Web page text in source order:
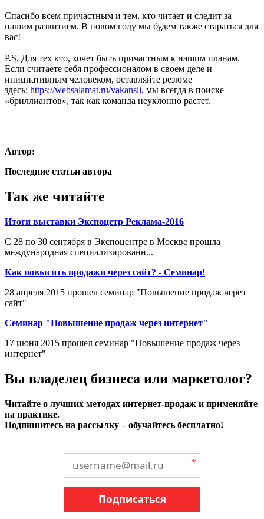
Спасибо всем причастным и тем, кто читает и следит за
нашим развитием. В новом году мы будем также стараться для
вас!
P.S. Для тех кто, хочет быть причастным к нашим планам.
Если считаете себя профессионалом в своем деле и
инициативным человеком, оставляйте резюме
здесь: https://websalamat.ru/vakansii, мы всегда в поиске
«бриллиантов», так как команда неуклонно растет.
Автор:
Последние статьи автора
Так же читайте
Итоги выставки Экспоцетр Реклама-2016
С 28 по 30 сентября в Экспоцентре в Москве прошла
международная специализированн...
Как повысить продажи через сайт? - Семинар!
28 апреля 2015 прошел семинар "Повышение продаж через
сайт"
Семинар "Повышение продаж через интернет"
17 июня 2015 прошел семинар "Повышение продаж через
интернет"
Вы владелец бизнеса или маркетолог?
Читайте о лучших методах интернет-продаж и применяйте
на практике.
Подпишитесь на рассылку – обучайтесь бесплатно!
*
Подписаться